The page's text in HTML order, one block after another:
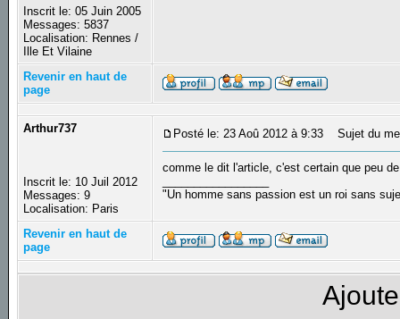
Inscrit le: 05 Juin 2005
Messages: 5837
Localisation: Rennes /
Ille Et Vilaine
Revenir en haut de
page
Arthur737
Inscrit le: 10 Juil 2012
Messages: 9
Localisation: Paris
Posté le: 23 Aoû 2012 à 9:33 Sujet du
comme le dit l'article, c'est certain que peu
"Un homme sans passion est un roi sans
Revenir en haut de
page